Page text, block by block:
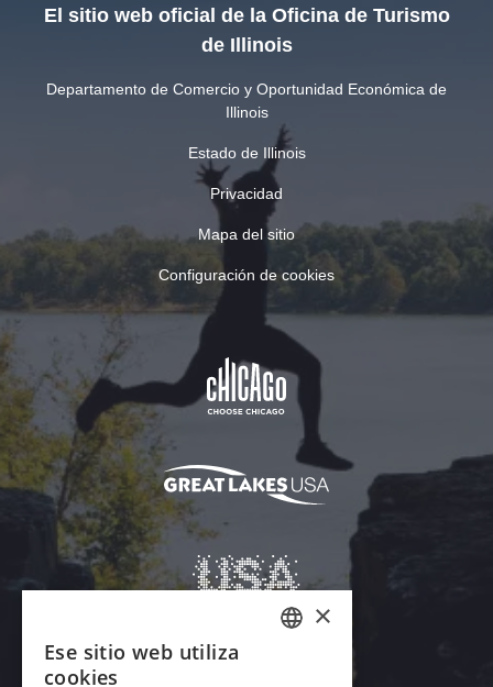
El sitio web oficial de la Oficina de Turismo
de Illinois
Departamento de Comercio y Oportunidad Económica de
Illinois
Estado de Illinois
Privacidad
Mapa del sitio
Configuración de cookies